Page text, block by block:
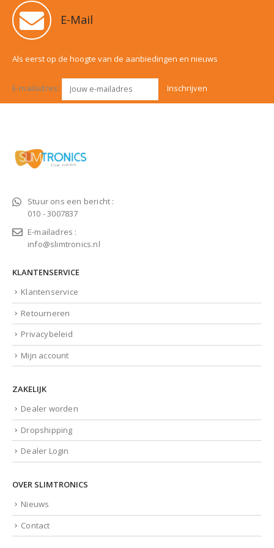
E-Mail
Als eerst op de hoogte van de aanbiedingen en nieuws
E-mailadres:
Stuur ons een bericht :
010 - 3007837
E-mailadres :
info@slimtronics.nl
KLANTENSERVICE
Klantenservice
Retourneren
Privacybeleid
Mijn account
ZAKELIJK
Dealer worden
Dropshipping
Dealer Login
OVER SLIMTRONICS
Nieuws
Contact